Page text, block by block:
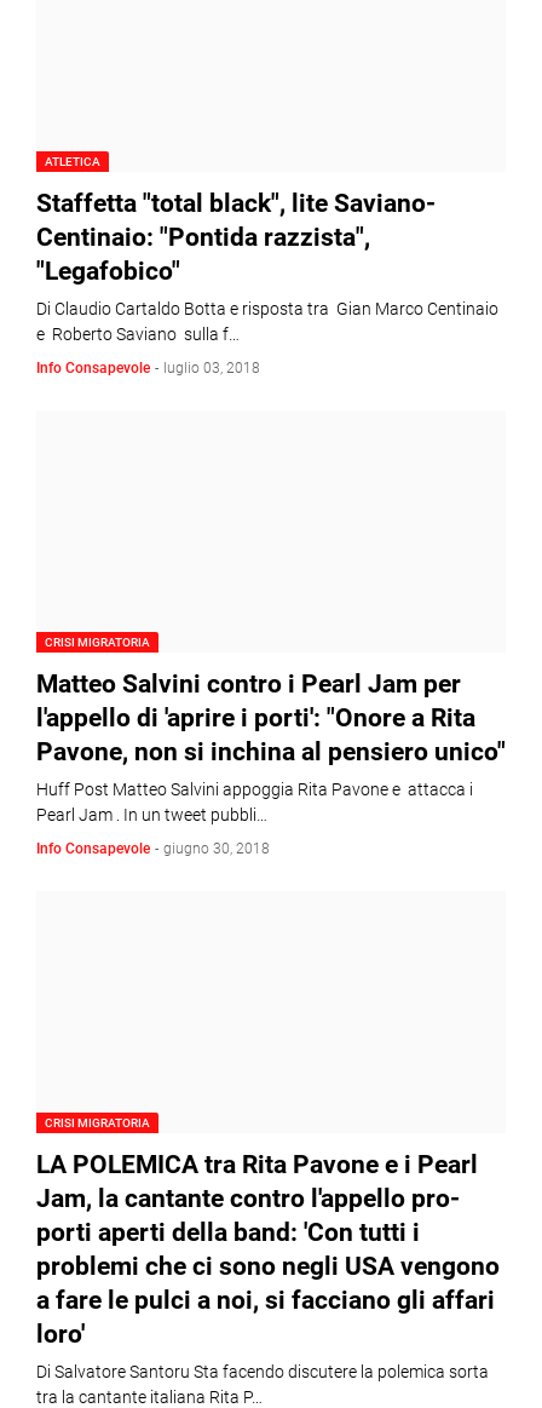
ATLETICA
Staffetta "total black", lite Saviano-
Centinaio: "Pontida razzista",
"Legafobico"
Di Claudio Cartaldo Botta e risposta tra Gian Marco Centinaio
e Roberto Saviano sulla f…
Info Consapevole - luglio 03, 2018
CRISI MIGRATORIA
Matteo Salvini contro i Pearl Jam per
l'appello di 'aprire i porti': "Onore a Rita
Pavone, non si inchina al pensiero unico"
Huff Post Matteo Salvini appoggia Rita Pavone e attacca i
Pearl Jam . In un tweet pubbli…
Info Consapevole - giugno 30, 2018
CRISI MIGRATORIA
LA POLEMICA tra Rita Pavone e i Pearl
Jam, la cantante contro l'appello pro-
porti aperti della band: 'Con tutti i
problemi che ci sono negli USA vengono
a fare le pulci a noi, si facciano gli affari
loro'
Di Salvatore Santoru Sta facendo discutere la polemica sorta
tra la cantante italiana Rita P…